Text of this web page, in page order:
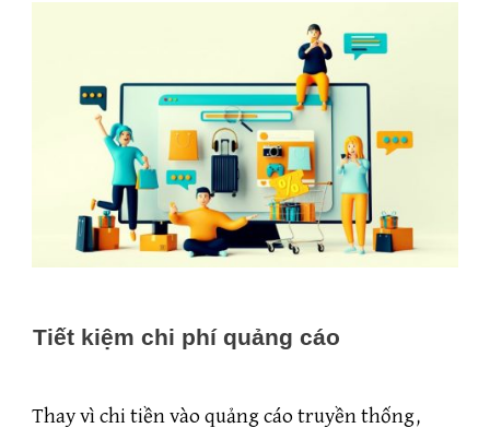
Tiết kiệm chi phí quảng cáo
Thay vì chi tiền vào quảng cáo truyền thống,